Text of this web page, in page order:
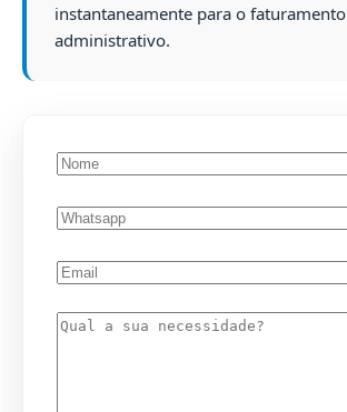
instantaneamente para o faturamento
administrativo.